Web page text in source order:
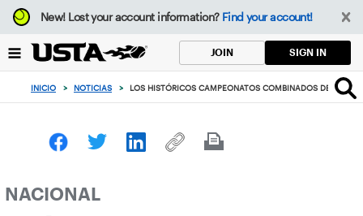
Enfoque
desde
botón
volver
principio
New!Lost your account information? Find your account!
JOIN SIGN IN
INICIO > NOTICIAS > LOS HISTÓRICOS CAMPEONATOS COMBINADOS DE LA
NACIONAL